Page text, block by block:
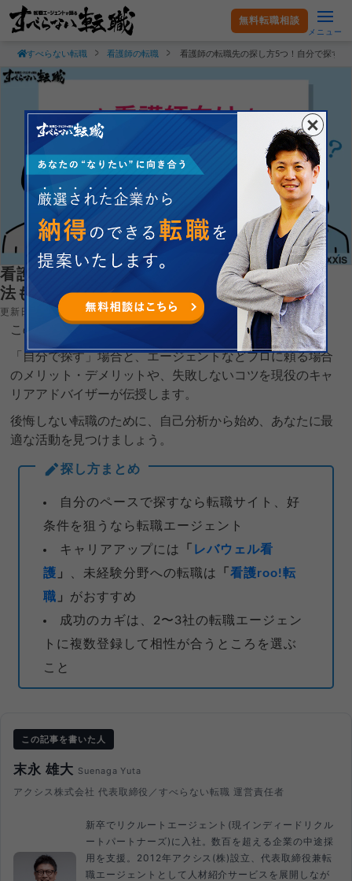
無料転職相談
メニュー
すべらない転職 看護師の転職 看護師の転職先の探し方5つ！自分で探す方
看護師の転職先の探し方5つ！自分で探す方
法も解説
更新日：2026.04.23
この記事では看護師の転職先の探し方を解説します。
「自分で探す」場合と、エージェントなどプロに頼る場合
のメリット・デメリットや、失敗しないコツを現役のキャ
リアアドバイザーが伝授します。
後悔しない転職のために、自己分析から始め、あなたに最
適な活動を見つけましょう。
探し方まとめ
自分のペースで探すなら転職サイト、好
条件を狙うなら転職エージェント
キャリアアップには
「
レバウェル看
護 」 、未経験分野への転職は 「 看護roo!転
職 」 がおすすめ
成功のカギは、2〜3社の転職エージェン
トに複数登録して相性が合うところを選ぶ
こと
この記事を書いた人
末永 雄大 Suenaga Yuta
アクシス株式会社 代表取締役／すべらない転職 運営責任者
新卒でリクルートエージェント(現インディードリクル
ートパートナーズ)に入社。数百を超える企業の中途採
用を支援。2012年アクシス(株)設立、代表取締役兼転
職エージェントとして人材紹介サービスを展開しなが